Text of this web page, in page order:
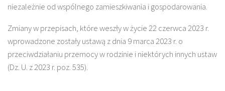
niezależnie od wspólnego zamieszkiwania i gospodarowania.
Zmiany w przepisach, które weszły w życie 22 czerwca 2023 r.
wprowadzone zostały ustawą z dnia 9 marca 2023 r. o
przeciwdziałaniu przemocy w rodzinie i niektórych innych ustaw
(Dz. U. z 2023 r. poz. 535).